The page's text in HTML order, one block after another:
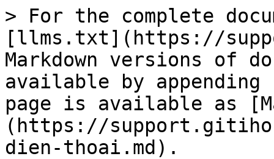
> For the complete
[llms.txt](https://
Markdown versions of
available by
page is available as
(https://
dien-thoai.md).